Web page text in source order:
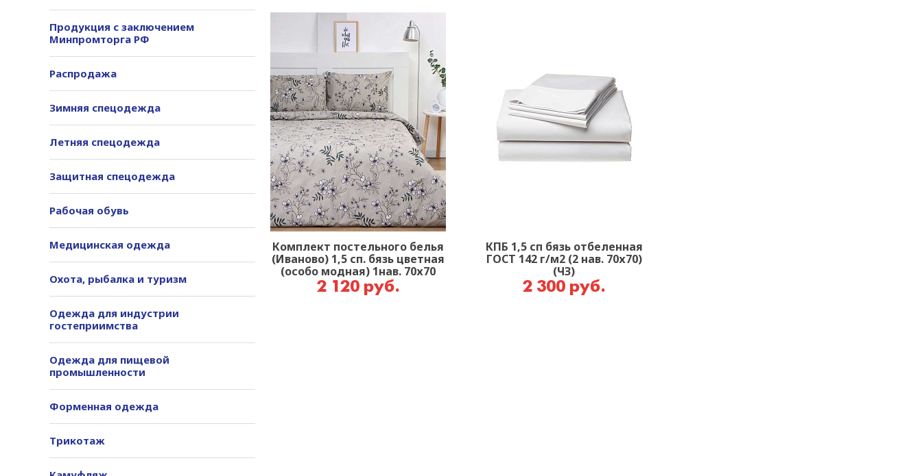
Продукция с заключением
Минпромторга РФ
Распродажа
Зимняя спецодежда
Летняя спецодежда
Защитная спецодежда
Рабочая обувь
Медицинская одежда
Охота, рыбалка и туризм
Одежда для индустрии
гостеприимства
Одежда для пищевой
промышленности
Форменная одежда
Трикотаж
Комплект постельного белья
(Иваново) 1,5 сп. бязь цветная
(особо модная) 1нав. 70х70
плот.125г/м2
2 120 руб.
КПБ 1,5 сп бязь отбеленная
ГОСТ 142 г/м2 (2 нав. 70х70)
(ЧЗ)
2 300 руб.